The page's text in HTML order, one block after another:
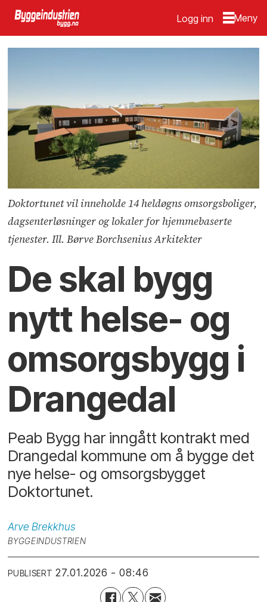
Logg inn
Doktortunet vil inneholde 14 heldøgns omsorgsboliger,
dagsenterløsninger og lokaler for hjemmebaserte
tjenester. Ill. Børve Borchsenius Arkitekter
De skal bygg
nytt helse- og
omsorgsbygg i
Drangedal
Peab Bygg har inngått kontrakt med
Drangedal kommune om å bygge det
nye helse- og omsorgsbygget
Doktortunet.
Arve Brekkhus
BYGGEINDUSTRIEN
PUBLISERT 27.01.2026 - 08:46